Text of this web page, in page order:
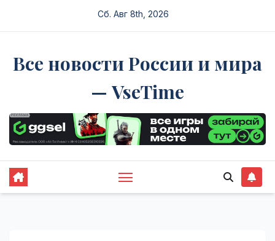
Сб. Авг 8th, 2026
Все новости России и мира
— VseTime